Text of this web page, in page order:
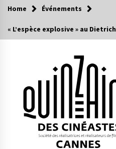
Home Événements
« L’espèce explosive » au Dietrich